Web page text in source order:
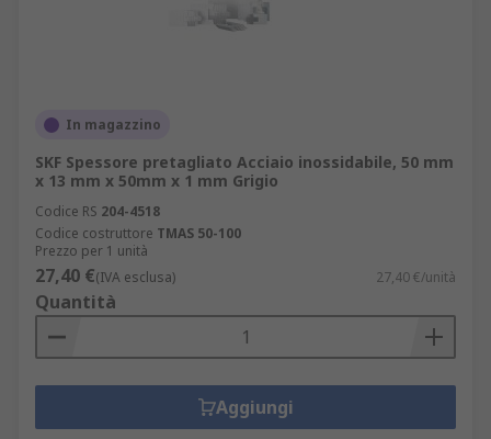
In magazzino
SKF Spessore pretagliato Acciaio inossidabile, 50 mm
x 13 mm x 50mm x 1 mm Grigio
Codice RS 204-4518
Codice costruttore TMAS 50-100
Prezzo per 1 unità
27,40 €(IVA esclusa) 27,40 €/unità
Quantità
Aggiungi